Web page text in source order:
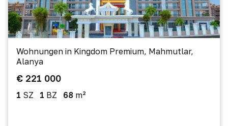
Wohnungen in Kingdom Premium, Mahmutlar,
Alanya
€ 221 000
1 SZ 1 BZ 68 m²